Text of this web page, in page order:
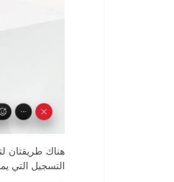
هناك طريقتان
التسجيل التي